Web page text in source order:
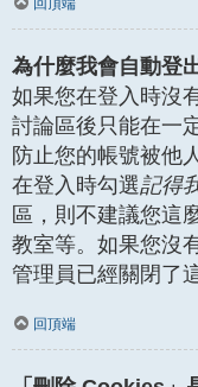
為什麼我會自動登
如果您在登入時沒
討論區後只能在一
防止您的帳號被他
在登入時勾選記得
區，則不建議您這
教室等。如果您沒
管理員已經關閉了
回頂端